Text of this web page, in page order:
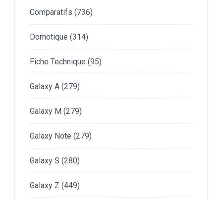
Comparatifs (736)
Domotique (314)
Fiche Technique (95)
Galaxy A (279)
Galaxy M (279)
Galaxy Note (279)
Galaxy S (280)
Galaxy Z (449)